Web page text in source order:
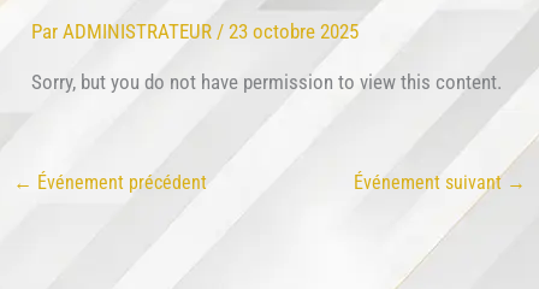
ParADMINISTRATEUR /23 octobre 2025
Sorry, but you do not have permission to view this content.
← Événement précédent Événement suivant →